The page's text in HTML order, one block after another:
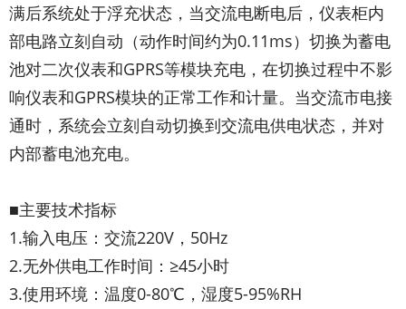
满后系统处于浮充状态，当交流电断电后，仪表柜内
部电路立刻自动（动作时间约为0.11ms）切换为蓄电
池对二次仪表和GPRS等模块充电，在切换过程中不影
响仪表和GPRS模块的正常工作和计量。当交流市电接
通时，系统会立刻自动切换到交流电供电状态，并对
内部蓄电池充电。
■主要技术指标
1.输入电压：交流220V，50Hz
2.无外供电工作时间：≥45小时
3.使用环境：温度0-80℃，湿度5-95%RH